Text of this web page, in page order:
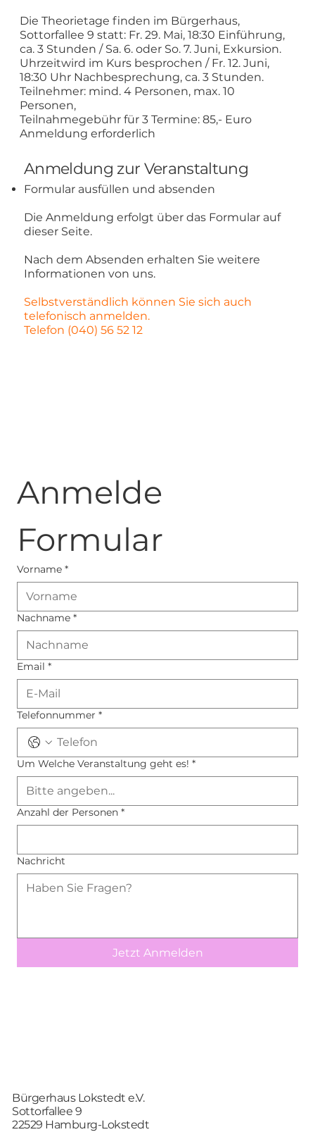
Anmeldung zur Veranstaltung
Formular ausfüllen und absenden
Die Anmeldung erfolgt über das Formular auf
dieser Seite.
Nach dem Absenden erhalten Sie weitere
Informationen von uns.
Selbstverständlich können Sie sich auch
telefonisch anmelden.
Telefon (040) 56 52 12
Anmelde
Formular
Vorname *
Nachname *
Email *
Telefonnummer *
Um Welche Veranstaltung geht es! *
Anzahl der Personen *
Nachricht
Jetzt Anmelden
Die Theorietage finden im Bürgerhaus,
Sottorfallee 9 statt: Fr. 29. Mai, 18:30 Einführung,
ca. 3 Stunden / Sa. 6. oder So. 7. Juni, Exkursion.
Uhrzeitwird im Kurs besprochen / Fr. 12. Juni,
18:30 Uhr Nachbesprechung, ca. 3 Stunden.
Teilnehmer: mind. 4 Personen, max. 10
Personen,
Teilnahmegebühr für 3 Termine: 85,- Euro
Anmeldung erforderlich
Bürgerhaus Lokstedt e.V.
Sottorfallee 9
22529 Hamburg-Lokstedt